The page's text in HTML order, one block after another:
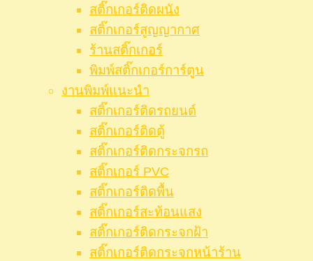
สติ๊กเกอร์ติดผนัง
สติ๊กเกอร์สูญญากาศ
ร้านสติ๊กเกอร์
พิมพ์สติ๊กเกอร์การ์ตูน
งานพิมพ์แนะนำ
สติ๊กเกอร์ติดรถยนต์
สติ๊กเกอร์ติดตู้
สติ๊กเกอร์ติดกระจกรถ
สติ๊กเกอร์ PVC
สติ๊กเกอร์ติดพื้น
สติ๊กเกอร์สะท้อนแสง
สติ๊กเกอร์ติดกระจกฝ้า
สติ๊กเกอร์ติดกระจกหน้าร้าน